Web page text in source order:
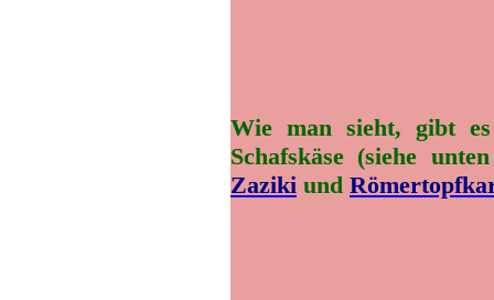
Wie man sieht, gibt
Schafskäse (siehe
Zaziki und